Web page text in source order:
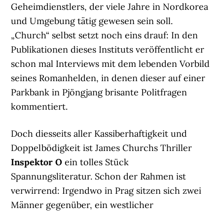
Geheimdienstlers, der viele Jahre in Nordkorea
und Umgebung tätig gewesen sein soll.
„Church“ selbst setzt noch eins drauf: In den
Publikationen dieses Instituts veröffentlicht er
schon mal Interviews mit dem lebenden Vorbild
seines Romanhelden, in denen dieser auf einer
Parkbank in Pjöngjang brisante Politfragen
kommentiert.
Doch diesseits aller Kassiberhaftigkeit und
Doppelbödigkeit ist James Churchs Thriller
Inspektor O ein tolles Stück
Spannungsliteratur. Schon der Rahmen ist
verwirrend: Irgendwo in Prag sitzen sich zwei
Männer gegenüber, ein westlicher